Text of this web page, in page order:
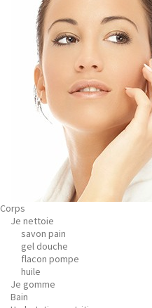
Corps
Je nettoie
savon pain
gel douche
flacon pompe
huile
Je gomme
Bain